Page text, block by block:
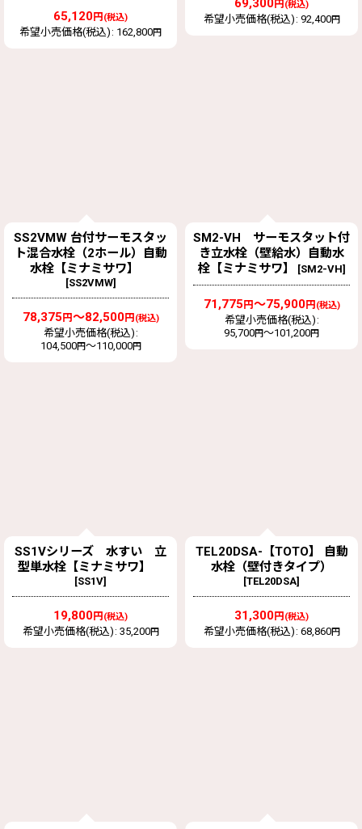
65,120円 (税込)
希望小売価格(税込) : 162,800円
69,300円 (税込)
希望小売価格(税込) : 92,400円
SS2VMW 台付サーモスタッ
ト混合水栓（2ホール）自動
水栓【ミナミサワ】
[SS2VMW]
78,375 円～82,500円 (税込)
希望小売価格(税込) :
104,500円～110,000円
SM2-VH サーモスタット付
き立水栓（壁給水）自動水
栓【ミナミサワ】
[SM2-VH]
71,775 円～75,900円 (税込)
希望小売価格(税込) :
95,700円～101,200円
SS1Vシリーズ 水すい 立
型単水栓【ミナミサワ】
[SS1V]
19,800円 (税込)
希望小売価格(税込) : 35,200円
TEL20DSA-【TOTO】 自動
水栓（壁付きタイプ）
[TEL20DSA]
31,300円 (税込)
希望小売価格(税込) : 68,860円